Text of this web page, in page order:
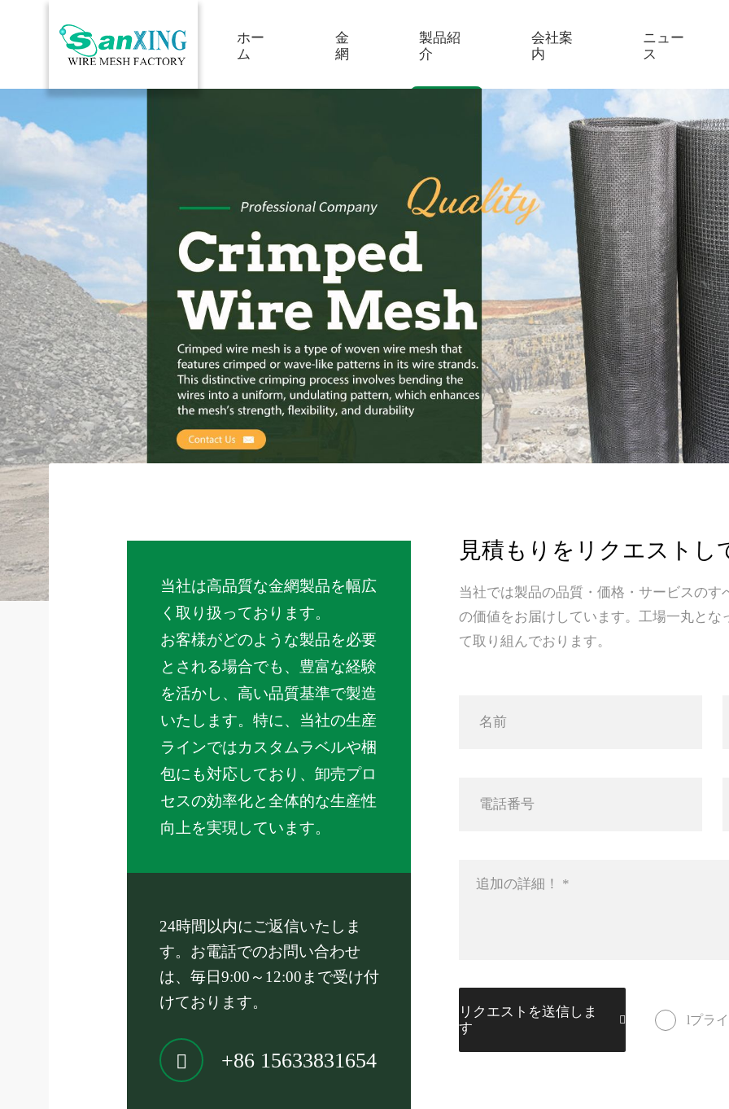
ホー
ム
金
網
製品紹
介
会社案
内
ニュー
ス
当社は高品質な金網製品を幅広
く取り扱っております。
お客様がどのような製品を必要
とされる場合でも、豊富な経験
を活かし、高い品質基準で製造
いたします。特に、当社の生産
ラインではカスタムラベルや梱
包にも対応しており、卸売プロ
セスの効率化と全体的な生産性
向上を実現しています。
24時間以内にご返信いたしま
す。お電話でのお問い合わせ
は、毎日9:00～12:00まで受け付
けております。
+86 15633831654
見積もりをリクエストし
当社では製品の品質・価格・サービスの
の価値をお届けしています。工場一丸と
て取り組んでおります。
リクエストを送信しま
す
lプラ